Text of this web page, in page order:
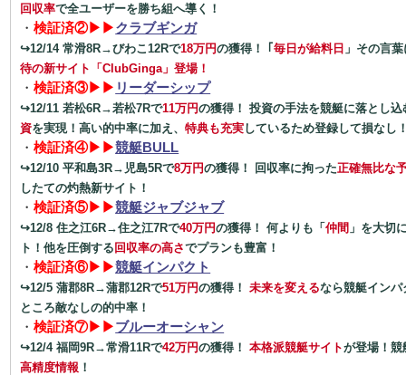
回収率で全ユーザーを勝ち組へ導く！
・検証済②▶▶クラブギンガ
↪12/14 常滑8R→びわこ12Rで18万円の獲得！ ｢毎日が給料日 」その言
待の新サイト「ClubGinga」登場！
・検証済③▶▶ リーダーシップ
↪12/11 若松6R→若松7Rで11万円の獲得！ 投資の手法を競艇に落とし込
資を実現！高い的中率に加え、特典も充実しているため登録して損なし
・検証済④▶▶競艇BULL
↪12/10 平和島3R→児島5Rで8万円の獲得！ 回収率に拘った正確無比な
したての灼熱新サイト！
・検証済⑤▶▶競艇ジャブジャブ
↪12/8 住之江6R→住之江7Rで40万円の獲得！ 何よりも「仲間 」を大切
ト！他を圧倒する 回収率の高さでプランも豊富！
・検証済⑥▶▶競艇インパクト
↪12/5 蒲郡8R→蒲郡12Rで51万円の獲得！未来を変えるなら競艇イン
ところ敵なしの的中率！
・検証済⑦▶▶ブルーオーシャン
↪12/4 福岡9R→常滑11Rで42万円の獲得！本格派競艇サイトが登場！競
高精度情報 ！